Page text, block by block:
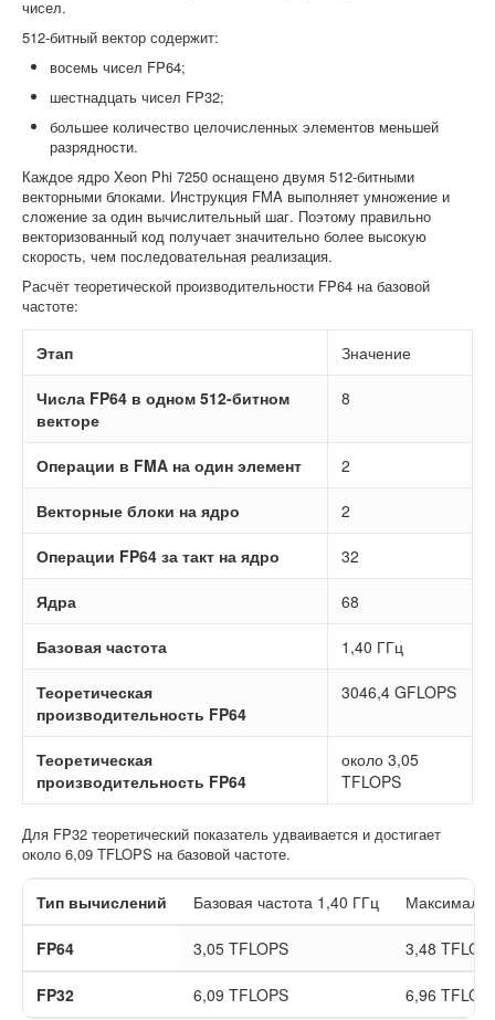
чисел.
512-битный вектор содержит:
восемь чисел FP64;
шестнадцать чисел FP32;
большее количество целочисленных элементов меньшей
разрядности.
Каждое ядро Xeon Phi 7250 оснащено двумя 512-битными
векторными блоками. Инструкция FMA выполняет умножение и
сложение за один вычислительный шаг. Поэтому правильно
векторизованный код получает значительно более высокую
скорость, чем последовательная реализация.
Расчёт теоретической производительности FP64 на базовой
частоте:
Этап Значение
Числа FP64 в одном 512-битном
векторе
8
Операции в FMA на один элемент 2
Векторные блоки на ядро 2
Операции FP64 за такт на ядро 32
Ядра 68
Базовая частота 1,40 ГГц
Теоретическая
производительность FP64
3046,4 GFLOPS
Теоретическая
производительность FP64
около 3,05
TFLOPS
Для FP32 теоретический показатель удваивается и достигает
около 6,09 TFLOPS на базовой частоте.
Тип вычислений Базовая частота 1,40 ГГц
FP64 3,05 TFLOPS 3,48
FP32 6,09 TFLOPS 6,96